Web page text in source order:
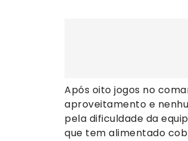
Após oito jogos no
aproveitamento e
pela dificuldade da
que tem alimentado